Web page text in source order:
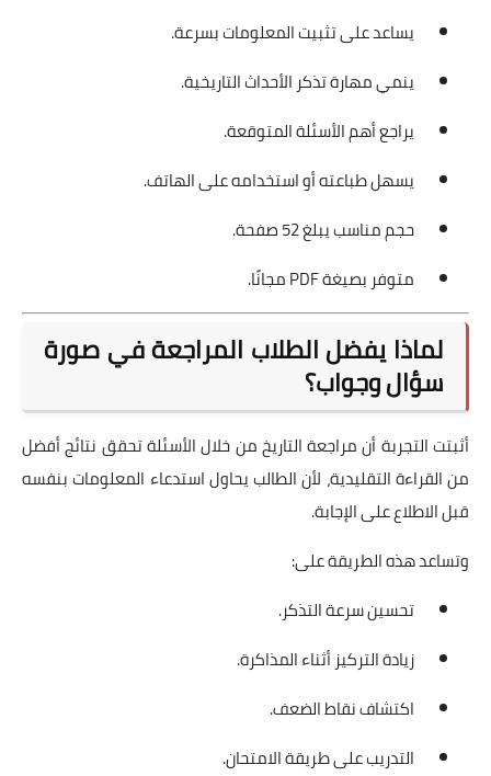
يساعد على تثبيت المعلومات بسرعة.
ينمي مهارة تذكر الأحداث التاريخية.
يراجع أهم الأسئلة المتوقعة.
يسهل طباعته أو استخدامه على الهاتف.
حجم مناسب يبلغ 52 صفحة.
متوفر بصيغة PDF مجانًا.
لماذا يفضل الطلاب المراجعة في صورة
سؤال وجواب؟
أثبتت التجربة أن مراجعة التاريخ من خلال الأسئلة تحقق نتائج أفضل
من القراءة التقليدية، لأن الطالب يحاول استدعاء المعلومات بنفسه
قبل الاطلاع على الإجابة.
وتساعد هذه الطريقة على:
تحسين سرعة التذكر.
زيادة التركيز أثناء المذاكرة.
اكتشاف نقاط الضعف.
التدريب على طريقة الامتحان.